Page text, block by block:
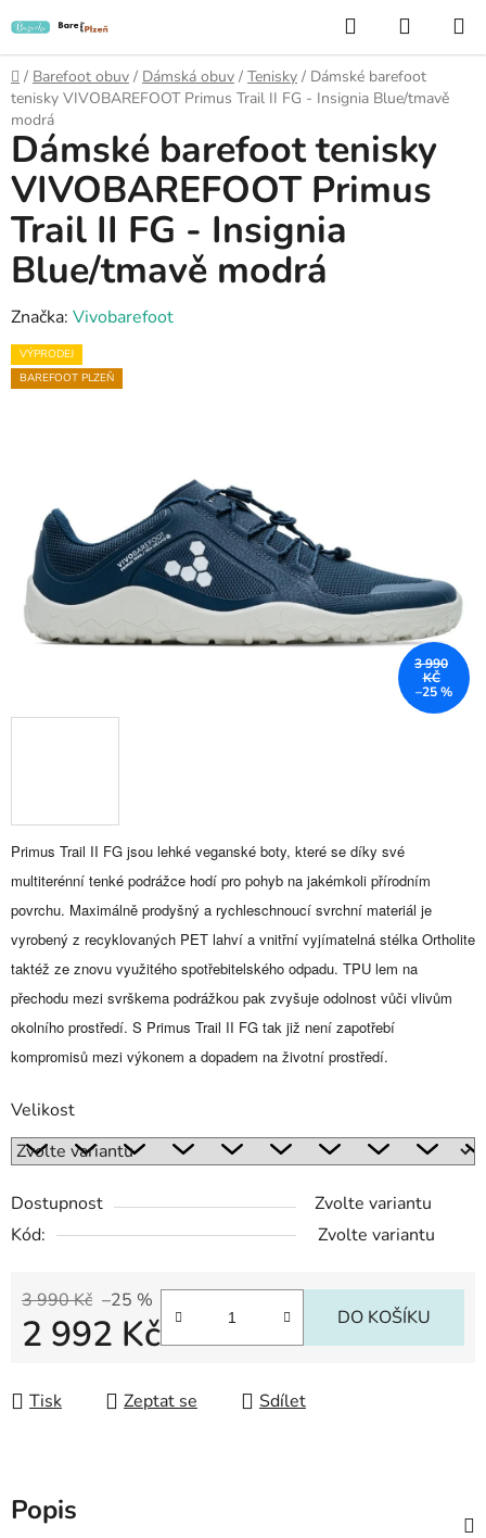
na
obsah
Hledat
KOŠÍK
Domů
/ Barefoot obuv / Dámská obuv / Tenisky / Dámské barefoot
tenisky VIVOBAREFOOT Primus Trail II FG - Insignia Blue/tmavě
modrá
Primus Trail II FG jsou lehké veganské boty, které se díky své
multiterénní tenké podrážce hodí pro pohyb na jakémkoli přírodním
povrchu. Maximálně prodyšný a rychleschnoucí svrchní materiál je
vyrobený z recyklovaných PET lahví a vnitřní vyjímatelná stélka Ortholite
taktéž ze znovu využitého spotřebitelského odpadu. TPU lem na
přechodu mezi svrškema podrážkou pak zvyšuje odolnost vůči vlivům
okolního prostředí. S Primus Trail II FG tak již není zapotřebí
kompromisů mezi výkonem a dopadem na životní prostředí.
Velikost
Dostupnost
Zvolte variantu
Kód:
Zvolte variantu
3 990 Kč –25 %
2 992 Kč DO KOŠÍKU
Tisk Zeptat se Sdílet
Dámské barefoot tenisky
VIVOBAREFOOT Primus
Trail II FG - Insignia
Blue/tmavě modrá
Značka: Vivobarefoot
VÝPRODEJ
BAREFOOT PLZEŇ
3 990
KČ
–25 %
Popis